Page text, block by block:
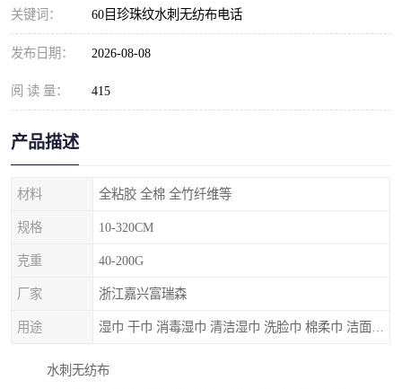
关键词： 60目珍珠纹水刺无纺布电话
发布日期： 2026-08-08
阅 读 量： 415
产品描述
材料 全粘胶 全棉 全竹纤维等
规格 10-320CM
克重 40-200G
厂家 浙江嘉兴富瑞森
用途
水刺无纺布